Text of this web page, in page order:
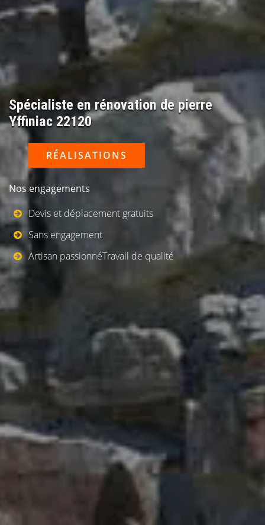
Spécialiste en rénovation de pierre
Yffiniac 22120
RÉALISATIONS
Nos engagements
Devis et déplacement gratuits
Sans engagement
Artisan passionnéTravail de qualité